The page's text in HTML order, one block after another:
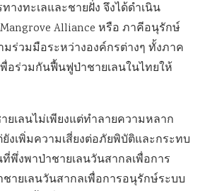
างทะเลและชายฝั่ง จึงได้ดำเนิน
Alliance หรือ ภาคีอนุรักษ์
มร่วมมือระหว่างองค์กรต่างๆ ทั้งภาค
อร่วมกันฟื้นฟูป่าชายเลนในไทยให้
ยเลนไม่เพียงแต่ทำลายความหลาก
งเพิ่มความเสี่ยงต่อภัยพิบัติและกระทบ
พึ่งพาป่าชายเลนวันสากลเพื่อการ
ายเลนวันสากลเพื่อการอนุรักษ์ระบบ